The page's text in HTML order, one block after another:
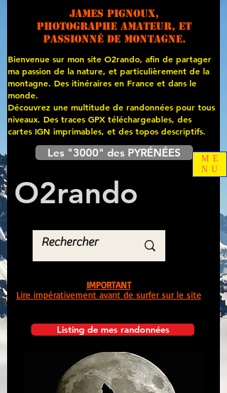
James PIGNOUX,
photographe amateur, et
passionné de montagne.
Bienvenue sur mon site O2rando, afin de partager
ma passion de la nature, et particulièrement de la
montagne. Des itinéraires en France et dans le
monde.
Découvrez une multitude de randonnées pour tous
niveaux. Des traces GPX téléchargeables, des
cartes IGN imprimables, et des topos descriptifs.
Les "3000" des PYRÉNÉES
O2rando
Listing de mes randonnées
IMPORTANT
Lire impérativement avant de surfer sur le site
ME
NU